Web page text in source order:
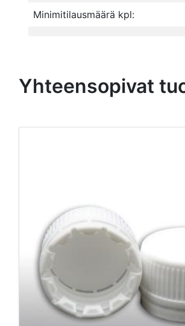
Minimitilausmäärä kpl:
Yhteensopivat